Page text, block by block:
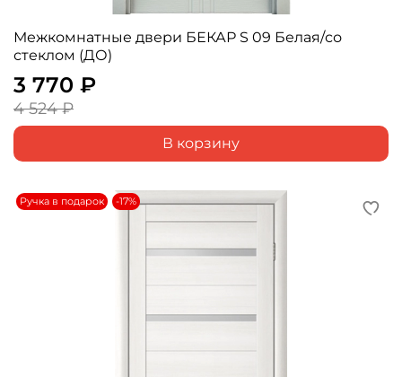
Межкомнатные двери БЕКАР S 09 Белая/со
стеклом (ДО)
3 770 ₽
4 524 ₽
В корзину
Ручка в подарок -17%